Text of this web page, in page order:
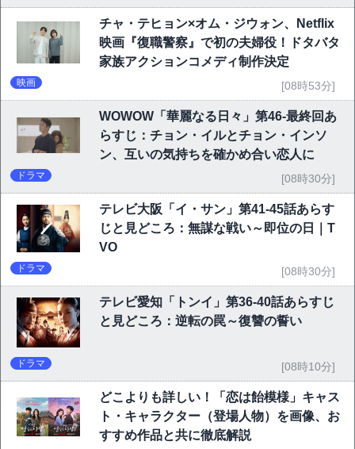
チャ・テヒョン×オム・ジウォン、Netflix
映画『復職警察』で初の夫婦役！ドタバタ
家族アクションコメディ制作決定
映画 [08時53分]
WOWOW「華麗なる日々」第46-最終回あ
らすじ：チョン・イルとチョン・インソ
ン、互いの気持ちを確かめ合い恋人に
ドラマ [08時30分]
テレビ大阪「イ・サン」第41-45話あらす
じと見どころ：無謀な戦い～即位の日｜T
VO
ドラマ [08時30分]
テレビ愛知「トンイ」第36-40話あらすじ
と見どころ：逆転の罠～復讐の誓い
ドラマ [08時10分]
どこよりも詳しい！「恋は飴模様」キャス
ト・キャラクター（登場人物）を画像、お
すすめ作品と共に徹底解説